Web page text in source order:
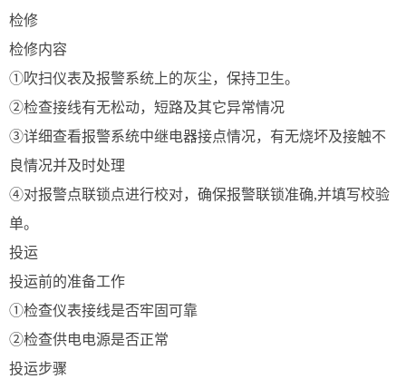
检修
检修内容
①吹扫仪表及报警系统上的灰尘，保持卫生。
②检查接线有无松动，短路及其它异常情况
③详细查看报警系统中继电器接点情况，有无烧坏及接触不
良情况并及时处理
④对报警点联锁点进行校对，确保报警联锁准确,并填写校验
单。
投运
投运前的准备工作
①检查仪表接线是否牢固可靠
②检查供电电源是否正常
投运步骤